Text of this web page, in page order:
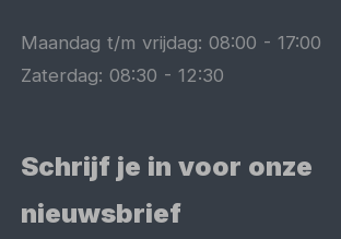
Maandag t/m vrijdag:08:00 -17:00
Zaterdag:08:30 -12:30
Schrijf je in voor onze
nieuwsbrief